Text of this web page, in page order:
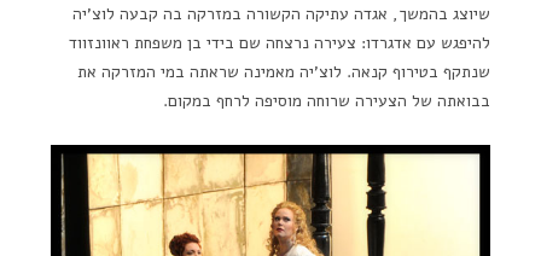
שיוצג בהמשך, אגדה עתיקה הקשורה במזרקה בה קבעה לוצ'יה
להיפגש עם אדגרדו: צעירה נרצחה שם בידי בן משפחת ראוונזווד
שנתקף בטירוף קנאה. לוצ'יה מאמינה שראתה במי המזרקה את
בבואתה של הצעירה שרוחה מוסיפה לרחף במקום.